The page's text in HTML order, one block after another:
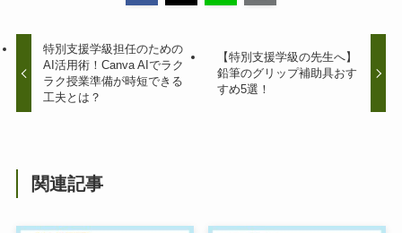
特別支援学級担任のための
AI活用術！Canva AIでラク
ラク授業準備が時短できる
工夫とは？
【特別支援学級の先生へ】
鉛筆のグリップ補助具おす
すめ5選！
関連記事